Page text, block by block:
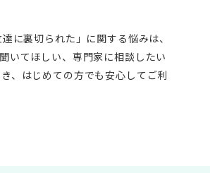
に裏切られた」に関する悩みは、
いてほしい、専門家に相談したい
、はじめての方でも安心してご利